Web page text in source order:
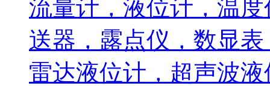
流量计，液位计，温
送器，露点仪，数显
雷达液位计，超声波